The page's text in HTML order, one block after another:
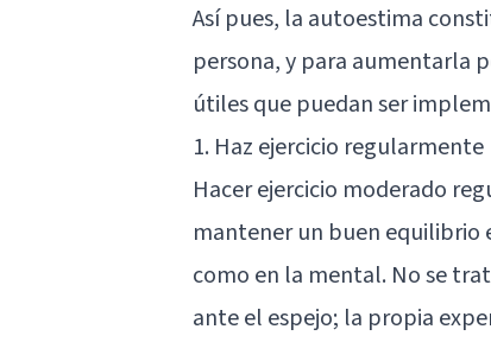
Así pues, la autoestima
persona, y para aumentarla
útiles que puedan ser
1. Haz ejercicio regularmente
Hacer ejercicio moderado
mantener un buen equilibrio
como en la mental. No se
ante el espejo; la propia